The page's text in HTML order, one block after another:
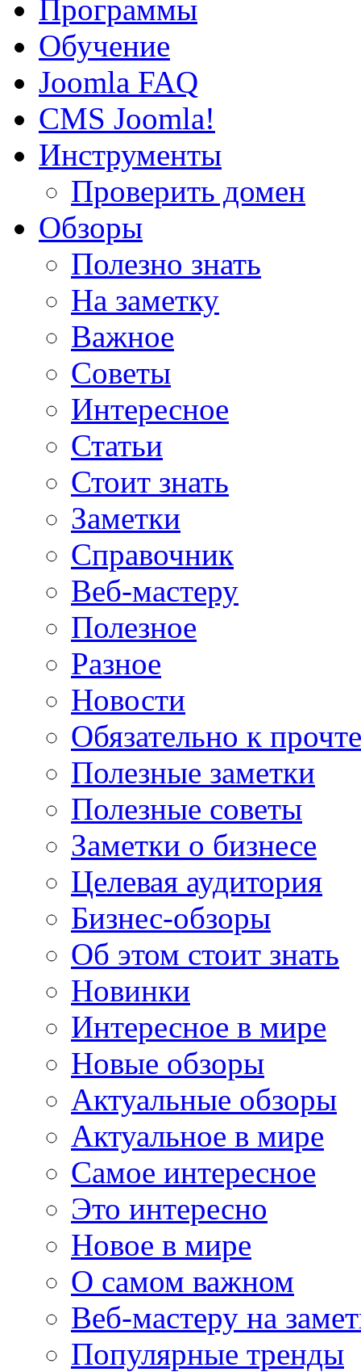
Программы
Обучение
Joomla FAQ
CMS Joomla!
Инструменты
Проверить домен
Обзоры
Полезно знать
На заметку
Важное
Советы
Интересное
Статьи
Стоит знать
Заметки
Справочник
Веб-мастеру
Полезное
Разное
Новости
Обязательно к
Полезные заметки
Полезные советы
Заметки о бизнесе
Целевая аудитория
Бизнес-обзоры
Об этом стоит знать
Новинки
Интересное в мире
Новые обзоры
Актуальные обзоры
Актуальное в мире
Самое интересное
Это интересно
Новое в мире
О самом важном
Веб-мастеру на
Популярные тренды